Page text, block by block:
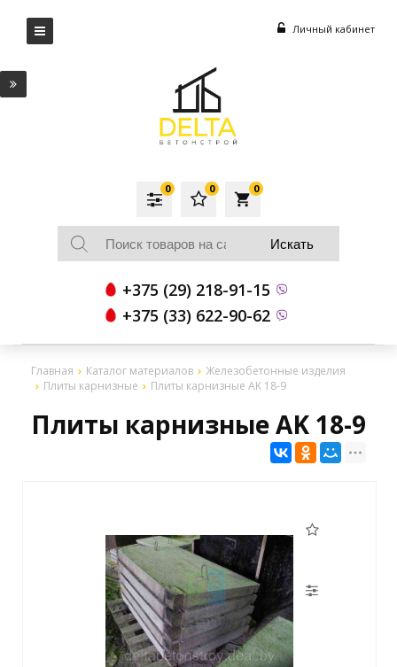
Личный кабинет
local_grocery_store
0
0
0
+375 (29) 218-91-15
+375 (33) 622-90-62
Главная Каталог материалов
Железобетонные изделия
Плиты карнизные
Плиты карнизные AK 18-9
Плиты карнизные AK 18-9